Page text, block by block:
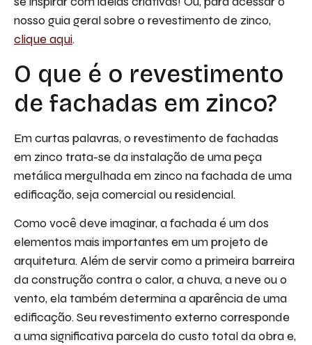
nosso guia geral sobre o revestimento de zinco,
clique aqui.
O que é o revestimento
de fachadas em zinco?
Em curtas palavras, o revestimento de fachadas
em zinco trata-se da instalação de uma peça
metálica mergulhada em zinco na fachada de uma
edificação, seja comercial ou residencial.
Como você deve imaginar, a fachada é um dos
elementos mais importantes em um projeto de
arquitetura. Além de servir como a primeira barreira
da construção contra o calor, a chuva, a neve ou o
vento, ela também determina a aparência de uma
edificação. Seu revestimento externo corresponde
a uma significativa parcela do custo total da obra e,